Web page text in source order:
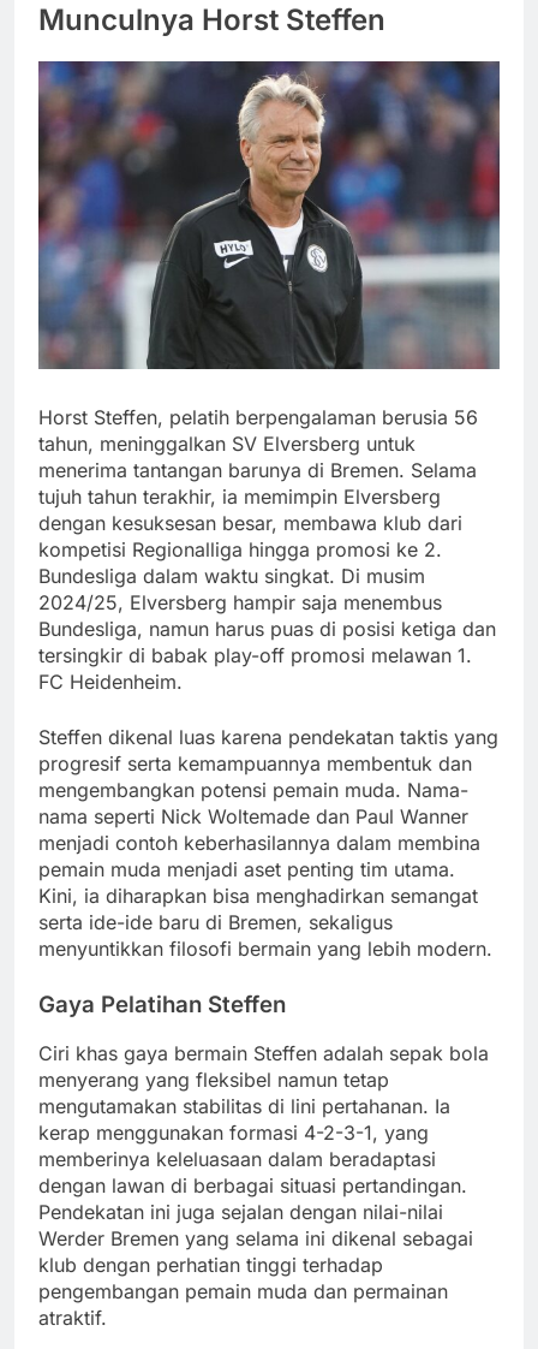
Munculnya Horst Steffen
Horst Steffen, pelatih berpengalaman berusia 56
tahun, meninggalkan SV Elversberg untuk
menerima tantangan barunya di Bremen. Selama
tujuh tahun terakhir, ia memimpin Elversberg
dengan kesuksesan besar, membawa klub dari
kompetisi Regionalliga hingga promosi ke 2.
Bundesliga dalam waktu singkat. Di musim
2024/25, Elversberg hampir saja menembus
Bundesliga, namun harus puas di posisi ketiga dan
tersingkir di babak play-off promosi melawan 1.
FC Heidenheim.
Steffen dikenal luas karena pendekatan taktis yang
progresif serta kemampuannya membentuk dan
mengembangkan potensi pemain muda. Nama-
nama seperti Nick Woltemade dan Paul Wanner
menjadi contoh keberhasilannya dalam membina
pemain muda menjadi aset penting tim utama.
Kini, ia diharapkan bisa menghadirkan semangat
serta ide-ide baru di Bremen, sekaligus
menyuntikkan filosofi bermain yang lebih modern.
Gaya Pelatihan Steffen
Ciri khas gaya bermain Steffen adalah sepak bola
menyerang yang fleksibel namun tetap
mengutamakan stabilitas di lini pertahanan. Ia
kerap menggunakan formasi 4-2-3-1, yang
memberinya keleluasaan dalam beradaptasi
dengan lawan di berbagai situasi pertandingan.
Pendekatan ini juga sejalan dengan nilai-nilai
Werder Bremen yang selama ini dikenal sebagai
klub dengan perhatian tinggi terhadap
pengembangan pemain muda dan permainan
atraktif.